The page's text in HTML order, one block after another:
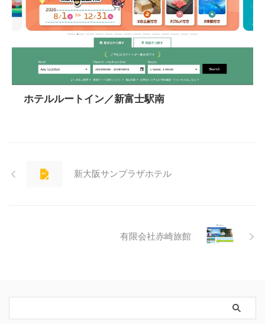
ホテルルートイン／新富士駅南
新大阪サンプラザホテル
有限会社赤崎旅館